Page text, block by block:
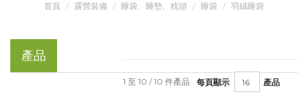
首頁 露營裝備 睡袋、睡墊、枕頭 睡袋 羽絨睡袋
產品
每頁顯示 產品
1 至 10 / 10 件產品